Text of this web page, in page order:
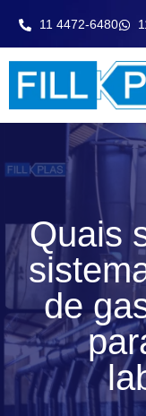
11 4472-6480
Quais
de